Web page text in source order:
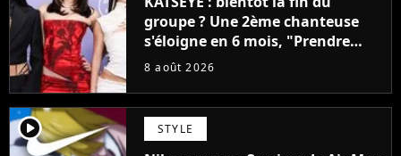
groupe ? Une 2ème chanteuse
s'éloigne en 6 mois, "Prendre
cette décision n’a pas été facile"
8 août 2026
player2 STYLE